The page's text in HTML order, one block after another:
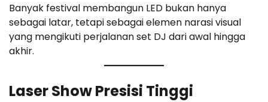
Banyak festival membangun LED bukan hanya
sebagai latar, tetapi sebagai elemen narasi visual
yang mengikuti perjalanan set DJ dari awal hingga
akhir.
Laser Show Presisi Tinggi